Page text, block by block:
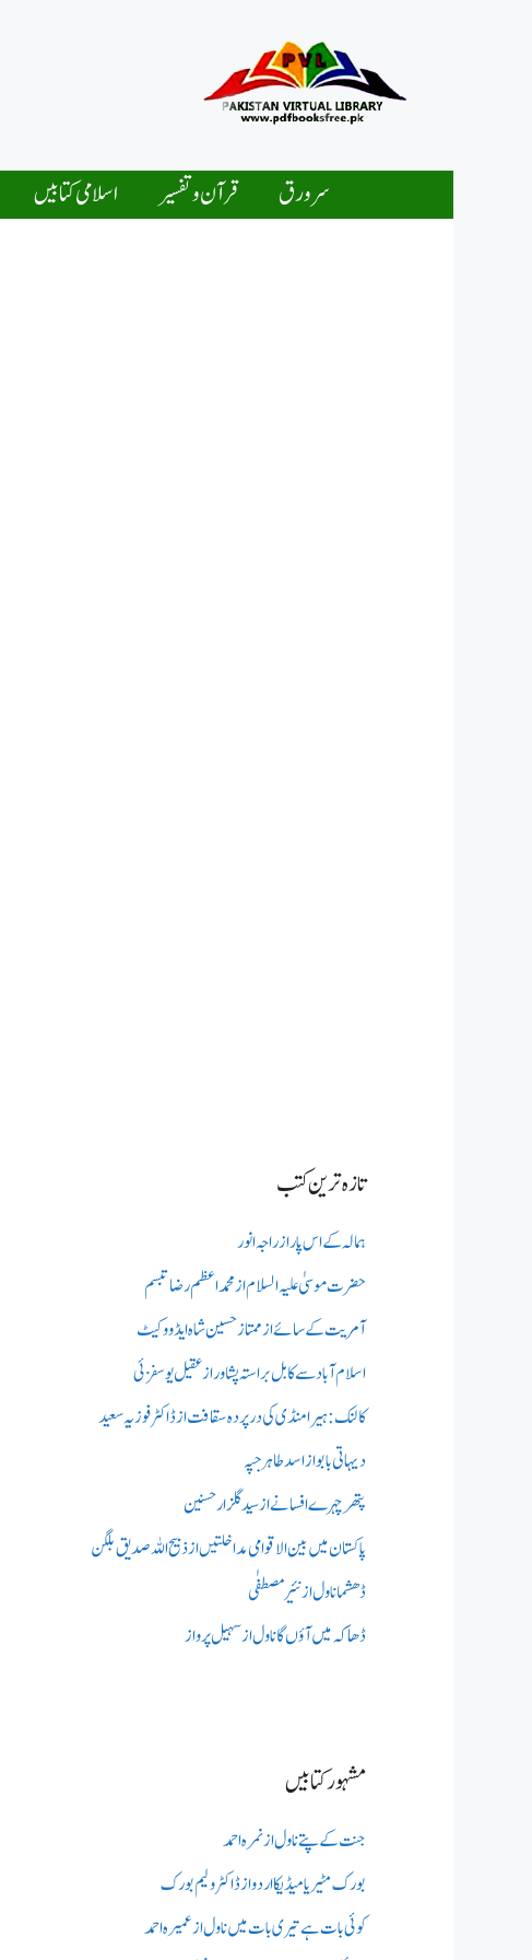
سرورق قرآن و تفسیر اسلامی کتابیں
تازہ ترین کتب
ہمالہ کے اس پار از راجہ انور
حضرت موسیٰ علیہ السلام از محمد اعظم رضا تبسم
آمریت کے سائے از ممتاز حسین شاہ ایڈووکیٹ
اسلام آباد سے کابل براستہ پشاور از عقیل یوسفزئی
کالنک: ہیرا منڈی کی در پردہ سقافت از ڈاکٹر فوزیہ سعید
دیہاتی بابو از اسد طاہر جپہ
پتھر چہرے افسانے از سید گلزار حسنین
پاکستان میں بین الاقوامی مداخلتیں از ذبیح اللہ صدیق بلگن
ڈھشما ناول از نئیر مصطفٰی
ڈھاکہ میں آؤں گا ناول از سہیل پرواز
مشہور کتابیں
جنت کے پتے ناول از نمرہ احمد
بورک مٹیریا میڈیکااردو از ڈاکٹر ولیم بورک
کوئی بات ہے تیری بات میں ناول از عمیرہ احمد